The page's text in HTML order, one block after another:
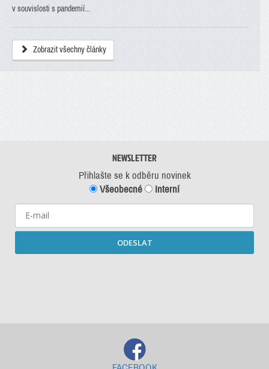
v souvislosti s pandemií...
Zobrazit všechny články
NEWSLETTER
Přihlašte se k odběru novinek
Všeobecné
Interní
ODESLAT